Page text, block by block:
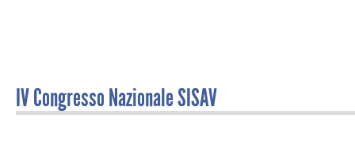
IV Congresso Nazionale SISAV